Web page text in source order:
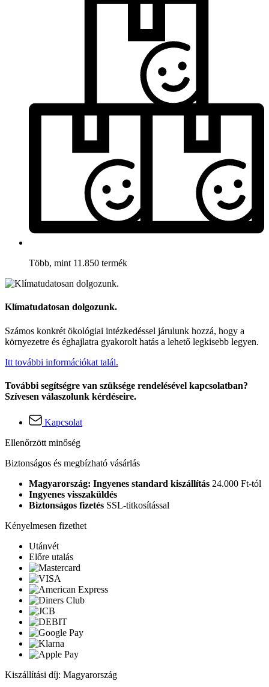
Több, mint 11.850 termék
Klímatudatosan dolgozunk.
Számos konkrét ökológiai intézkedéssel járulunk hozzá, hogy a
környezetre és éghajlatra gyakorolt hatás a lehető legkisebb legyen.
Itt további információkat talál.
További segítségre van szüksége rendelésével kapcsolatban?
Szívesen válaszolunk kérdéseire.
Kapcsolat
Ellenőrzött minőség
Biztonságos és megbízható vásárlás
Magyarország: Ingyenes standard kiszállítás 24.000 Ft-tól
Ingyenes visszaküldés
Biztonságos fizetés SSL-titkosítással
Kényelmesen fizethet
Utánvét
Előre utalás
Kiszállítási díj: Magyarország